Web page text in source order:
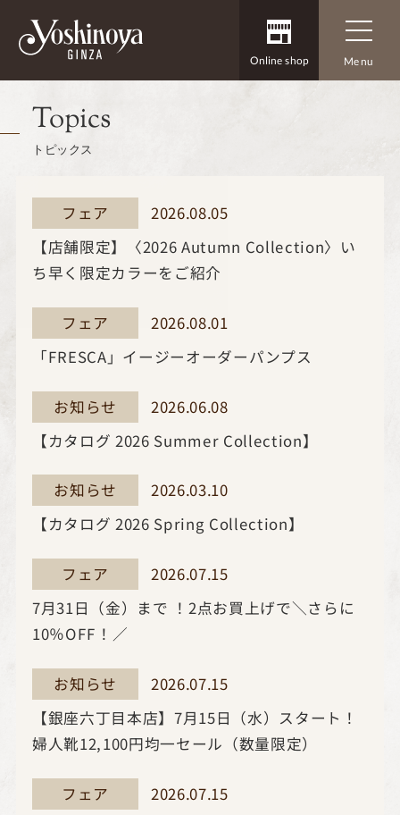
Online shop Menu
Topics
トピックス
フェア 2026.08.05
【店舗限定】〈2026 Autumn Collection〉い
ち早く限定カラーをご紹介
フェア 2026.08.01
「FRESCA」イージーオーダーパンプス
お知らせ 2026.06.08
【カタログ 2026 Summer Collection】
お知らせ 2026.03.10
【カタログ 2026 Spring Collection】
フェア 2026.07.15
7月31日（金）まで ！2点お買上げで＼さらに
10％OFF！／
お知らせ 2026.07.15
【銀座六丁目本店】7月15日（水）スタート！
婦人靴12,100円均一セール（数量限定）
フェア 2026.07.15